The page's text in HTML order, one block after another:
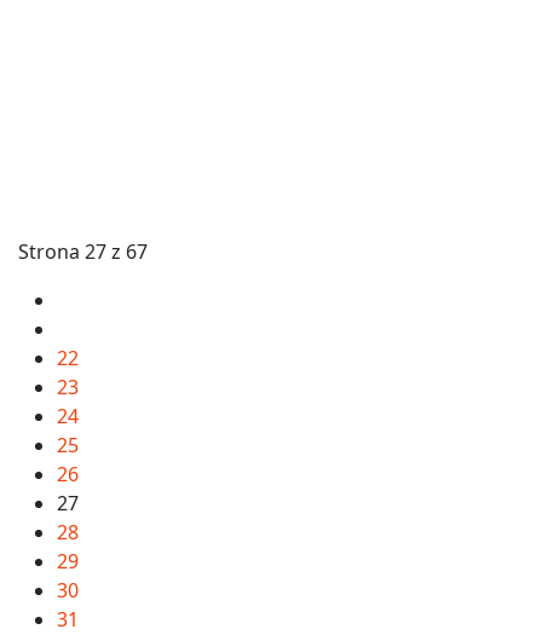
Strona 27 z 67
22
23
24
25
26
27
28
29
30
31